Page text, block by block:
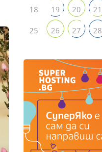
18 19 20 21
25 26 27 28